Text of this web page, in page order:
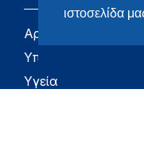
ιστοσελίδα
Αρχική
Υπουργείο
Υγεία